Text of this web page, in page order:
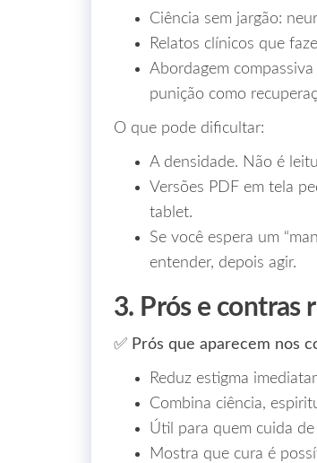
Ciência sem jargão:
Relatos clínicos que
Abordagem
punição como
O que pode dificultar:
A densidade. Não é
Versões PDF em tela
tablet.
Se você espera um
entender, depois agir.
3. Prós e contras
✅ Prós que aparecem nos
Reduz estigma
Combina ciência,
Útil para quem cuida
Mostra que cura é